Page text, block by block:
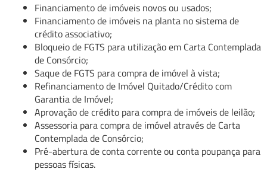
Financiamento de imóveis novos ou usados;
Financiamento de imóveis na planta no sistema de
crédito associativo;
Bloqueio de FGTS para utilização em Carta Contemplada
de Consórcio;
Saque de FGTS para compra de imóvel à vista;
Refinanciamento de Imóvel Quitado/Crédito com
Garantia de Imóvel;
Aprovação de crédito para compra de imóveis de leilão;
Assessoria para compra de imóvel através de Carta
Contemplada de Consórcio;
Pré-abertura de conta corrente ou conta poupança para
pessoas físicas.